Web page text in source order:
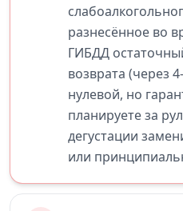
разнесённое во
ГИБДД
возврата (через
нулевой, но
планируете за
дегустации
или